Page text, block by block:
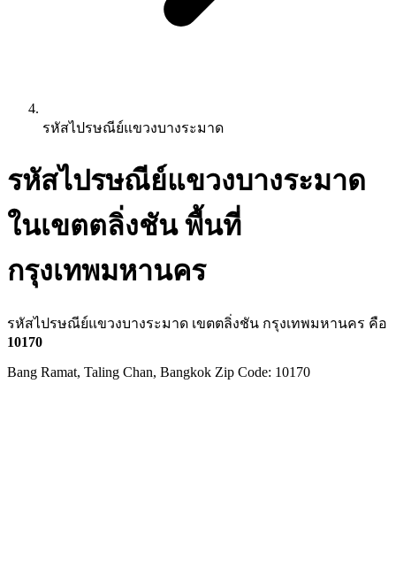
รหัสไปรษณีย์แขวงบางระมาด
รหัสไปรษณีย์แขวงบางระมาด
ในเขตตลิ่งชัน พื้นที่
กรุงเทพมหานคร
รหัสไปรษณีย์แขวงบางระมาด เขตตลิ่งชัน กรุงเทพมหานคร คือ
10170
Bang Ramat, Taling Chan, Bangkok Zip Code: 10170